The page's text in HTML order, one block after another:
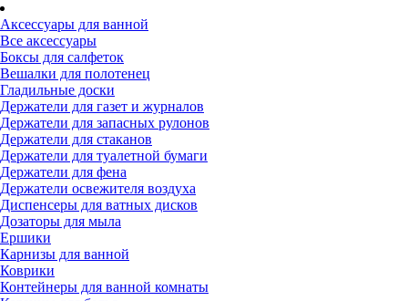
Аксессуары для ванной
Все аксессуары
Боксы для салфеток
Вешалки для полотенец
Гладильные доски
Держатели для газет и журналов
Держатели для запасных рулонов
Держатели для стаканов
Держатели для туалетной бумаги
Держатели для фена
Держатели освежителя воздуха
Диспенсеры для ватных дисков
Дозаторы для мыла
Ершики
Карнизы для ванной
Коврики
Контейнеры для ванной комнаты